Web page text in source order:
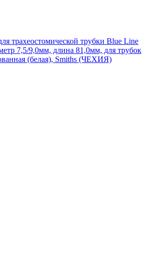
трахеостомической трубки Blue Line
7,5/9,0мм, длина 81,0мм, для трубок
(белая), Smiths (ЧЕХИЯ)